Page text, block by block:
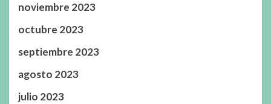
noviembre 2023
octubre 2023
septiembre 2023
agosto 2023
julio 2023